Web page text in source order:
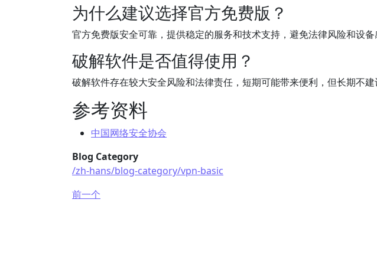
为什么建议选择官方免费版？
官方免费版安全可靠，提供稳定的服务和技术支持，避免法律风险和设备
破解软件是否值得使用？
破解软件存在较大安全风险和法律责任，短期可能带来便利，但长期不建
参考资料
中国网络安全协会
Blog Category
/zh-hans/blog-category/vpn-basic
前一个